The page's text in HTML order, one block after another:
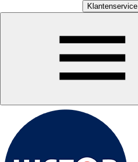
Klantenservice